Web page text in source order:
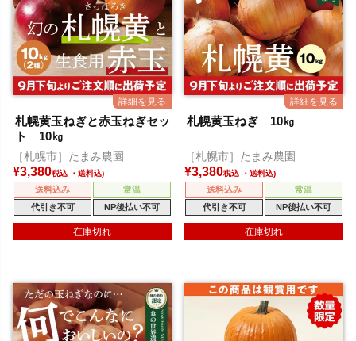
札幌黄玉ねぎと赤玉ねぎセッ
ト 10㎏
［札幌市］たまみ農園
¥3,380税込
送料込み
常温
代引き不可
NP後払い不可
在庫切れ
札幌黄玉ねぎ 10㎏
［札幌市］たまみ農園
¥3,380税込
送料込み
常温
代引き不可
NP後払い不可
在庫切れ